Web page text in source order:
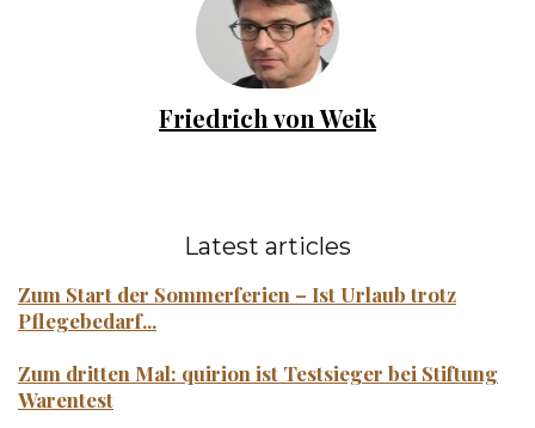
Friedrich von Weik
Latest articles
Zum Start der Sommerferien – Ist Urlaub trotz
Pflegebedarf...
Zum dritten Mal: quirion ist Testsieger bei Stiftung
Warentest